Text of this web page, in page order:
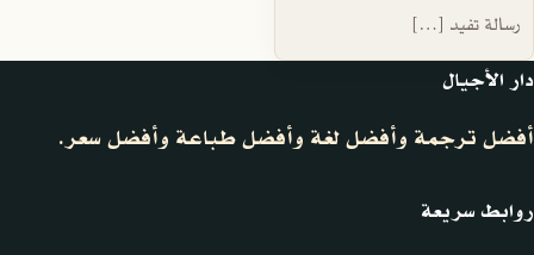
رسالة تفيد […]
دار الأجيال
أفضل ترجمة وأفضل لغة وأفضل طباعة وأفضل سعر.
روابط سريعة